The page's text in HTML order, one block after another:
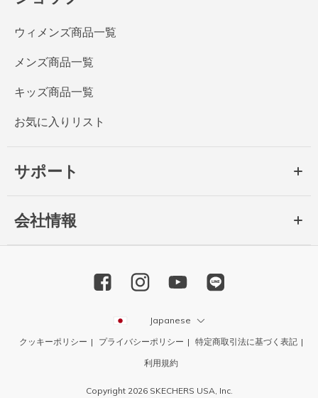
ウィメンズ商品一覧
メンズ商品一覧
キッズ商品一覧
お気に入りリスト
サポート
会社情報
Japanese
クッキーポリシー プライバシーポリシー
特定商取引法に基づく表記
利用規約
Copyright 2026 SKECHERS USA, Inc.